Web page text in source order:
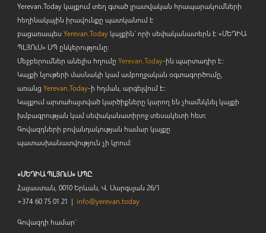
Yerevan.Today կայքում տեղ գտած լրատվական հրապարակումների
հեղինակային իրավունքը պատկանում է
բացառապես Yerevan.Todayկայքին` որի սեփականատերն է «ՄԵԴԻԱ
ՊԼՅՈւՍ» ՍՊ ընկերությունը։
Մեջբերումներ անելիս հղումը Yerevan.Today-ին պարտադիր է:
Կայքի նյութերի մասնակի կամ ամբողջական օգտագործումը,
առանց Yerevan.Today-ի հղման, արգելվում է:
Կայքում արտահայտված կարծիքները կարող են չհամնկնել կայքի
խմբագրության կամ սեփականատիրոջ տեսակետի հետ:
Գովազդների բովանդակության համար կայքը
պատասխանատվություն չի կրում:
«ՄԵԴԻԱ ՊԼՅՈւՍ» ՍՊԸ
Հայաստան, 0010 Երևան, Վ. Սարգսյան 26/1
+374 60 75 01 21 | info@yerevan.today
Գովազդի համար`